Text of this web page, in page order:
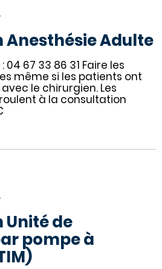
Adulte
67 33 86 31 Faire les
même si les patients ont
le chirurgien. Les
à la consultation
de
pompe à